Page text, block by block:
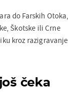
do Farskih Otoka,
Škotske ili Crne
kroz razigravanje
čeka